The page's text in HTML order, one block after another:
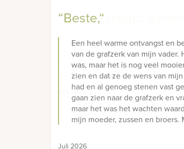
“Beste,“
Een heel warme ontvangst en
van de grafzerk van mijn
was, maar het is nog veel
zien en dat ze de wens van
had en al genoeg stenen vast
gaan zien naar de grafzerk en
maar het was het wachten
mijn moeder, zussen en broers.
Juli 2026